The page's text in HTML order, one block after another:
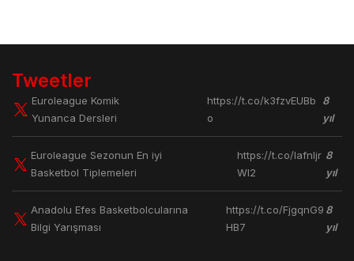
Tweetler
Euroleague Komik
Yunanca Dersleri
https://t.co/k3fzvEUBb
o
8
yıl
Euroleague Sezonun En iyi
Basketbol Tiplemeleri
https://t.co/lafnljr
Wl2
8
yıl
Anadolu Efes Basketbolcularına
Bilgi Yarışması
https://t.co/FjgqnG9
HB7
8
yıl